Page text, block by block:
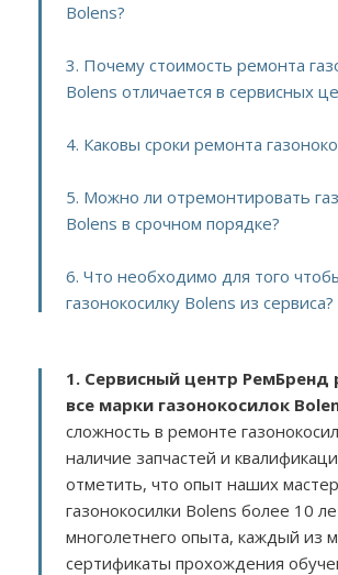
Bolens?
3. Почему стоимость ремонта
Bolens отличается в сервисных
4. Каковы сроки ремонта
5. Можно ли отремонтировать
Bolens в срочном порядке?
6. Что необходимо для того
газонокосилку Bolens из сервиса?
1. Сервисный центр РемБренд
все марки газонокосилок
сложность в ремонте
наличие запчастей и
отметить, что опыт наших
газонокосилки Bolens более 10
многолетнего опыта, каждый из
сертификаты прохождения